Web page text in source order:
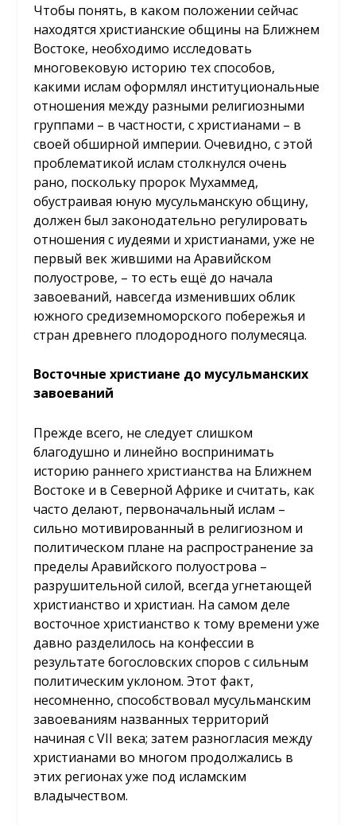
Чтобы понять, в каком положении сейчас
находятся христианские общины на Ближнем
Востоке, необходимо исследовать
многовековую историю тех способов,
какими ислам оформлял институциональные
отношения между разными религиозными
группами – в частности, с христианами – в
своей обширной империи. Очевидно, с этой
проблематикой ислам столкнулся очень
рано, поскольку пророк Мухаммед,
обустраивая юную мусульманскую общину,
должен был законодательно регулировать
отношения с иудеями и христианами, уже не
первый век жившими на Аравийском
полуострове, – то есть ещё до начала
завоеваний, навсегда изменивших облик
южного средиземноморского побережья и
стран древнего плодородного полумесяца.
Восточные христиане до мусульманских
завоеваний
Прежде всего, не следует слишком
благодушно и линейно воспринимать
историю раннего христианства на Ближнем
Востоке и в Северной Африке и считать, как
часто делают, первоначальный ислам –
сильно мотивированный в религиозном и
политическом плане на распространение за
пределы Аравийского полуострова –
разрушительной силой, всегда угнетающей
христианство и христиан. На самом деле
восточное христианство к тому времени уже
давно разделилось на конфессии в
результате богословских споров с сильным
политическим уклоном. Этот факт,
несомненно, способствовал мусульманским
завоеваниям названных территорий
начиная с VII века; затем разногласия между
христианами во многом продолжались в
этих регионах уже под исламским
владычеством.